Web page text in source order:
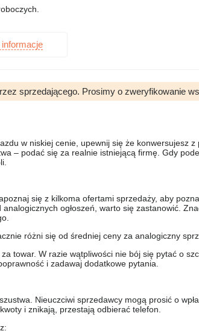
sprzedającego. Prosimy o zweryfikowanie
w niskiej cenie, upewnij się że konwersujesz
– podać się za realnie istniejącą firmę. Gdy
się z kilkoma ofertami sprzedaży, aby
ogłoszeń, warto się zastanowić.
różni się od średniej ceny za analogiczny
towar. W razie wątpliwości nie bój się pytać o
i zadawaj dodatkowe pytania.
Nieuczciwi sprzedawcy mogą prosić o
i znikają, przestają odbierać telefon.